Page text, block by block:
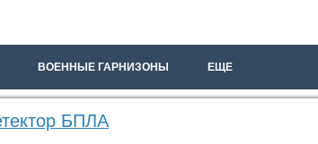
ВОЕННЫЕ ГАРНИЗОНЫ ЕЩЕ
БПЛА